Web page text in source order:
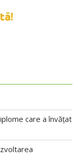
care a învățat